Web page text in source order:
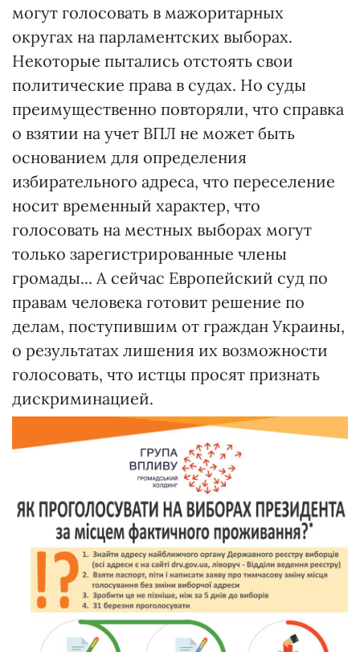
могут голосовать в мажоритарных
округах на парламентских выборах.
Некоторые пытались отстоять свои
политические права в судах. Но суды
преимущественно повторяли, что справка
о взятии на учет ВПЛ не может быть
основанием для определения
избирательного адреса, что переселение
носит временный характер, что
голосовать на местных выборах могут
только зарегистрированные члены
громады... А сейчас Европейский суд по
правам человека готовит решение по
делам, поступившим от граждан Украины,
о результатах лишения их возможности
голосовать, что истцы просят признать
дискриминацией.